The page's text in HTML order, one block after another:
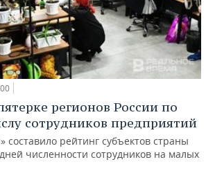
регионов России по
сотрудников предприятий
составило рейтинг субъектов страны
численности сотрудников на малых